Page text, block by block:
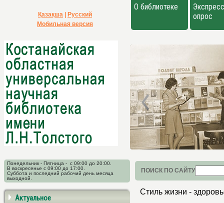
Қазақша
Русский
Мобильная версия
О библиотеке
опрос
Понедельник - Пятница - с 09:00 до 20:00.
В воскресенье с 09:00 до 17:00.
Суббота и последний рабочий день месяца
выходной.
ПОИСК ПО САЙТУ
Актуальное
Стиль жизни -